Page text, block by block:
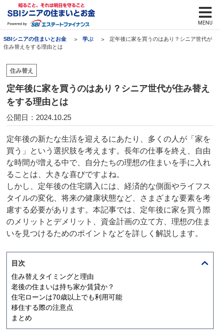
SBIシニアの住まいとお金 学ぶ
定年後に家を買うのはあり？シニア世代が
住み替えをする理由とは
住み替え
定年後に家を買うのはあり？シニア世代が住み替え
をする理由とは
公開日：2024.10.25
定年後の新たな生活を迎えるにあたり、多くの人が「家を
買う」という選択肢を考えます。長年の仕事を終え、自由
な時間が増える中で、自分たちの理想の住まいを手に入れ
ることは、大きな喜びですよね。
しかし、定年後の住宅購入には、経済的な側面やライフス
タイルの変化、将来の健康状態など、さまざまな要素を考
慮する必要があります。本記事では、定年後に家を買う際
のメリットとデメリット、資金計画の立て方、理想の住ま
いを見つけるためのポイントなどを詳しく解説します。
目次
住み替えタイミングと理由
老後の住まいは持ち家か賃貸か？
住宅ローンは70歳以上でも利用可能
移住する際の注意点
まとめ